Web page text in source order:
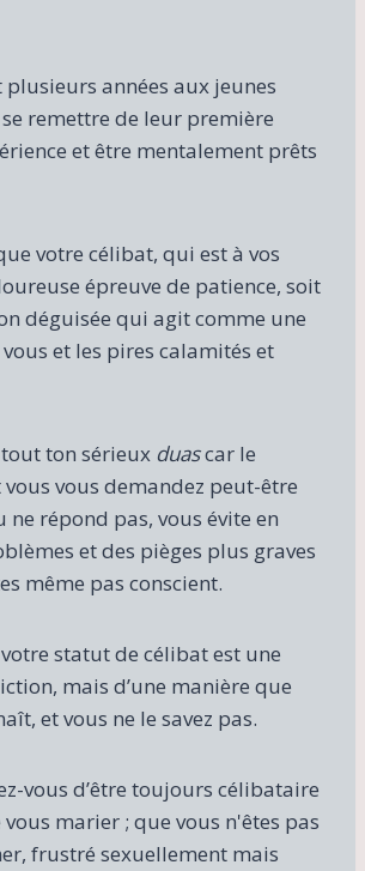
années aux jeunes
remettre de leur première
et être mentalement prêts
votre célibat, qui est à vos
épreuve de patience, soit
déguisée qui agit comme une
et les pires calamités et
ton sérieux duascar le
vous demandez peut-être
répond pas, vous évite en
et des pièges plus graves
même pas conscient.
statut de célibat est une
mais d’une manière que
et vous ne le savez pas.
vous d’être toujours célibataire
marier ; que vous n'êtes pas
frustré sexuellement mais